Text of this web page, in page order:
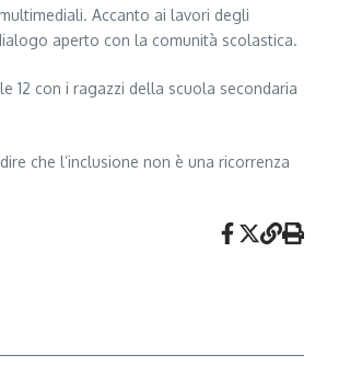
Accanto ai lavori degli
aperto con la comunità scolastica.
12 con i ragazzi della scuola secondaria
che l’inclusione non è una ricorrenza